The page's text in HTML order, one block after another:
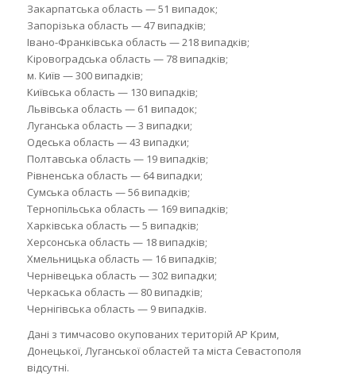
Закарпатська область — 51 випадок;
Запорізька область — 47 випадків;
Івано-Франківська область — 218 випадків;
Кіровоградська область — 78 випадків;
м. Київ — 300 випадків;
Київська область — 130 випадків;
Львівська область — 61 випадок;
Луганська область — 3 випадки;
Одеська область — 43 випадки;
Полтавська область — 19 випадків;
Рівненська область — 64 випадки;
Сумська область — 56 випадків;
Тернопільська область — 169 випадків;
Харківська область — 5 випадків;
Херсонська область — 18 випадків;
Хмельницька область — 16 випадків;
Чернівецька область — 302 випадки;
Черкаська область — 80 випадків;
Чернігівська область — 9 випадків.
Дані з тимчасово окупованих територій АР Крим,
Донецької, Луганської областей та міста Севастополя
відсутні.